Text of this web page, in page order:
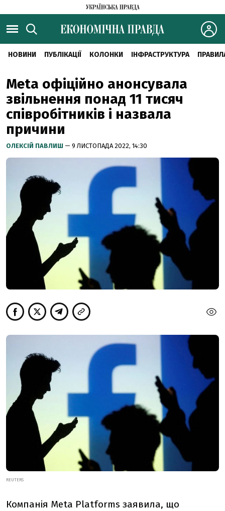
НОВИНИ ПУБЛІКАЦІЇ КОЛОНКИ ІНФРАСТРУКТУРА
Meta офіційно анонсувала
звільнення понад 11 тисяч
співробітників і назвала
причини
ОЛЕКСІЙ ПАВЛИШ — 9 ЛИСТОПАДА 2022, 14:30
REUTERS
Компанія Meta Platforms заявила, що